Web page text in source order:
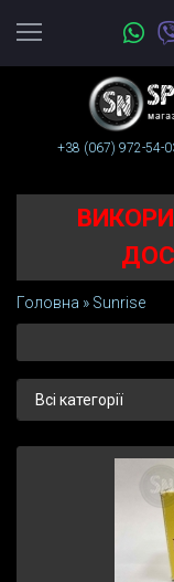
+38 (067) 972-54-
Головна » Sunrise